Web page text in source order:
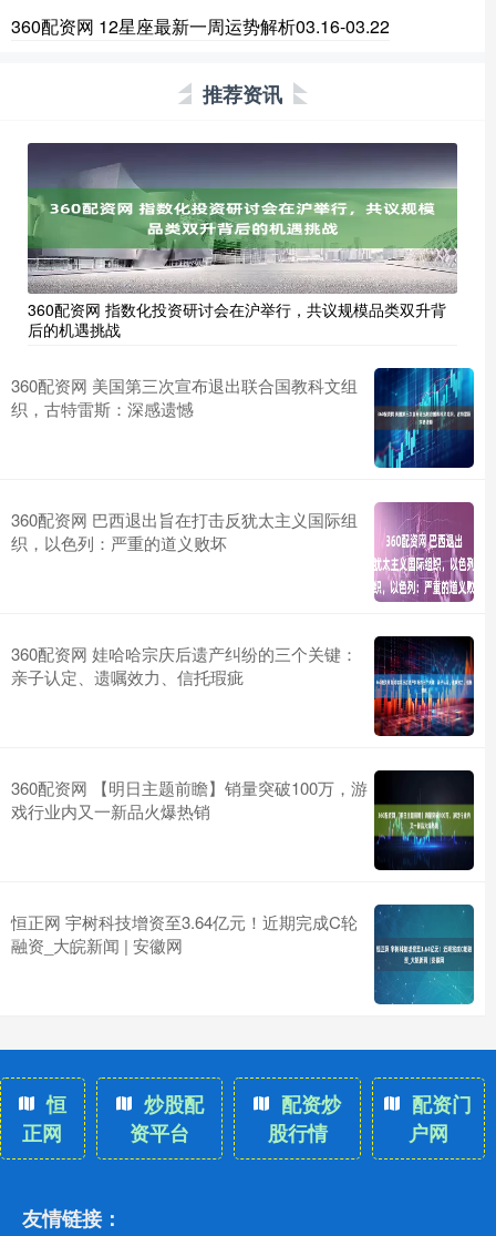
360配资网 12星座最新一周运势解析03.16-03.22
推荐资讯
360配资网 指数化投资研讨会在沪举行，共议规模品类双升背
后的机遇挑战
360配资网 美国第三次宣布退出联合国教科文组
织，古特雷斯：深感遗憾
360配资网 巴西退出旨在打击反犹太主义国际组
织，以色列：严重的道义败坏
360配资网 娃哈哈宗庆后遗产纠纷的三个关键：
亲子认定、遗嘱效力、信托瑕疵
360配资网 【明日主题前瞻】销量突破100万，游
戏行业内又一新品火爆热销
恒正网 宇树科技增资至3.64亿元！近期完成C轮
融资_大皖新闻 | 安徽网
恒
正网
炒股配
资平台
配资炒
股行情
配资门
户网
友情链接：